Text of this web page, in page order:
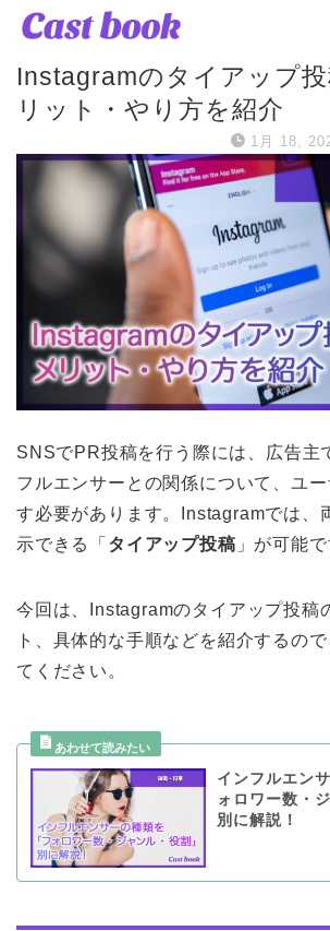
記事
Instagramのタイアップ
リット・やり方を紹介
1月 18,
SNSでPR投稿を行う際には、広告主
フルエンサーとの関係について、ユ
す必要があります。Instagramでは、
示できる「 タイアップ投稿 」が可能で
今回は、Instagramのタイアップ投稿
ト、具体的な手順などを紹介するの
てください。
インフルエン
ォロワー数・
別に解説！